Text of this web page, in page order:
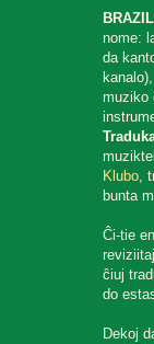
nome:
da
muziko
Klubo,
bunta
Ĉi-tie
ĉiuj
do
Dekoj